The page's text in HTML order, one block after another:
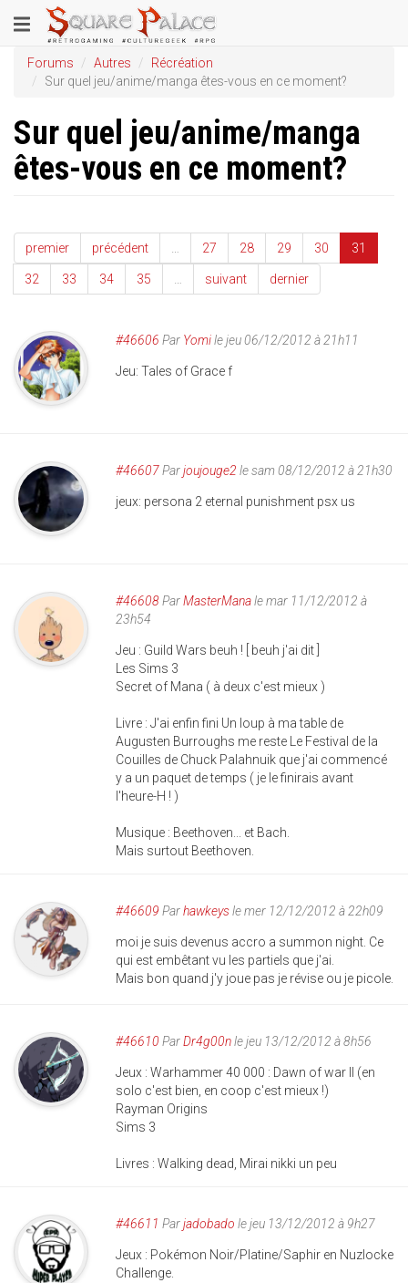
au
contenu
principal
Toggle
navigation
Forums Autres
Récréation
Sur quel jeu/anime/manga êtes-vous en ce moment?
Sur quel jeu/anime/manga
êtes-vous en ce moment?
premier précédent 27 28 29 30 31
32 33 34 35 suivant dernier
#46606 Par Yomile jeu 06/12/2012 à 21h11
Jeu: Tales of Grace f
#46607Parjoujouge2 le sam 08/12/2012 à 21h30
jeux: persona 2 eternal punishment psx us
#46608ParMasterManale mar 11/12/2012 à
23h54
Jeu : Guild Wars beuh ! [ beuh j'ai dit ]
Les Sims 3
Secret of Mana ( à deux c'est mieux )
Livre : J'ai enfin fini Un loup à ma table de
Augusten Burroughs me reste Le Festival de la
Couilles de Chuck Palahnuik que j'ai commencé
y a un paquet de temps ( je le finirais avant
l'heure-H ! )
Musique : Beethoven... et Bach.
Mais surtout Beethoven.
#46609 Parhawkeysle mer 12/12/2012 à 22h09
moi je suis devenus accro a summon night. Ce
qui est embêtant vu les partiels que j'ai.
Mais bon quand j'y joue pas je révise ou je picole.
#46610 ParDr4g00nle jeu 13/12/2012 à 8h56
Jeux : Warhammer 40 000 : Dawn of war II (en
solo c'est bien, en coop c'est mieux !)
Rayman Origins
Sims 3
Livres : Walking dead, Mirai nikki un peu
#46611 Parjadobado le jeu 13/12/2012 à 9h27
Jeux : Pokémon Noir/Platine/Saphir en Nuzlocke
Challenge.